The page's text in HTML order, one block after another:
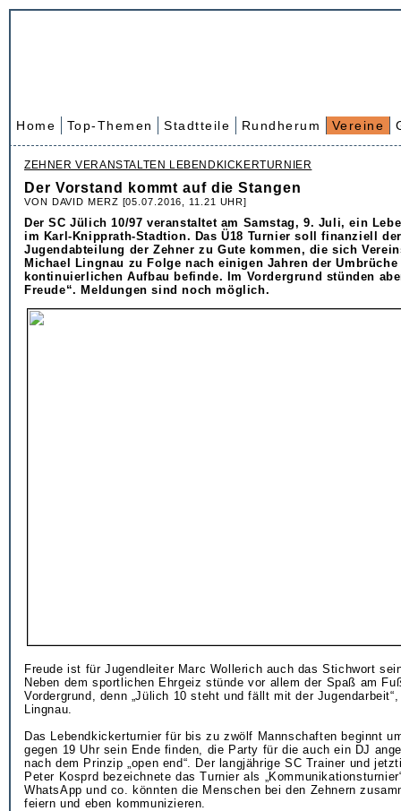
Home Top-Themen Stadtteile Rundherum Vereine
ZEHNER VERANSTALTEN LEBENDKICKERTURNIER
Der Vorstand kommt auf die Stangen
VON DAVID MERZ [05.07.2016, 11.21 UHR]
Der SC Jülich 10/97 veranstaltet am Samstag, 9. Juli, ein
im Karl-Knipprath-Stadtion. Das Ü18 Turnier soll finanziell der
Jugendabteilung der Zehner zu Gute kommen, die sich
Michael Lingnau zu Folge nach einigen Jahren der
kontinuierlichen Aufbau befinde. Im Vordergrund stünden
Freude“. Meldungen sind noch möglich.
Freude ist für Jugendleiter Marc Wollerich auch das Stichwort
Neben dem sportlichen Ehrgeiz stünde vor allem der Spaß am
Vordergrund, denn „Jülich 10 steht und fällt mit der
Lingnau.
Das Lebendkickerturnier für bis zu zwölf Mannschaften beginnt
gegen 19 Uhr sein Ende finden, die Party für die auch ein DJ
nach dem Prinzip „open end“. Der langjährige SC Trainer und
Peter Kosprd bezeichnete das Turnier als
WhatsApp und co. könnten die Menschen bei den Zehnern
feiern und eben kommunizieren.